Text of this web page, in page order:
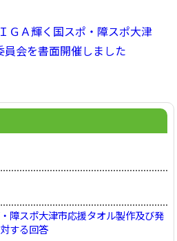
ＧＡ輝く国スポ・障スポ大津
会を書面開催しました
障スポ大津市応援タオル製作及び発
する回答